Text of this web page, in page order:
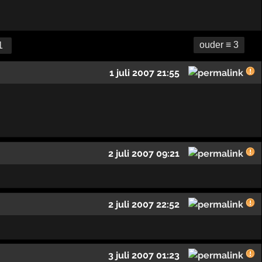
ouder ≡ 3
1 juli 2007 21:55
2 juli 2007 09:21
2 juli 2007 22:52
3 juli 2007 01:23